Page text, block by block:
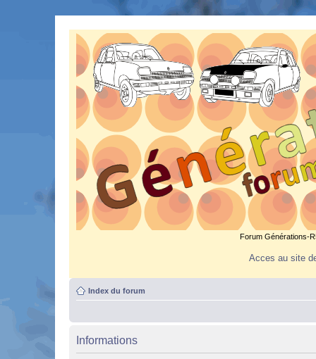
Forum Générations-
Acces au site
Index du forum
Informations